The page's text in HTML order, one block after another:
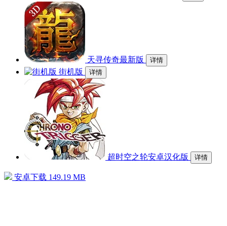
天寻传奇最新版 详情
街机版 详情
超时空之轮安卓汉化版 详情
安卓下载 149.19 MB